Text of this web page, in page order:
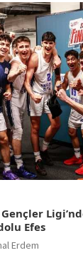
Efes
Erdem